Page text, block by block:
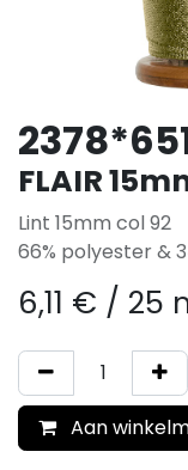
FLAIR
Lint 15mm col 92
66% polyester &
6,11 € / 25
Aan